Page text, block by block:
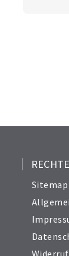
Sitemap